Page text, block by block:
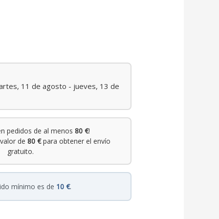
11 de agosto - jueves, 13 de
pedidos de al menos80 €!
de 80 €para obtener el envío
gratuito.
mínimo es de 10 €.